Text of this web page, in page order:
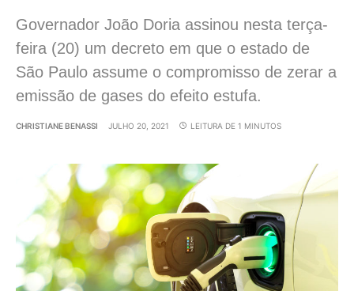
Governador João Doria assinou nesta terça-
feira (20) um decreto em que o estado de
São Paulo assume o compromisso de zerar a
emissão de gases do efeito estufa.
CHRISTIANE BENASSI JULHO 20, 2021 LEITURA DE 1 MINUTOS